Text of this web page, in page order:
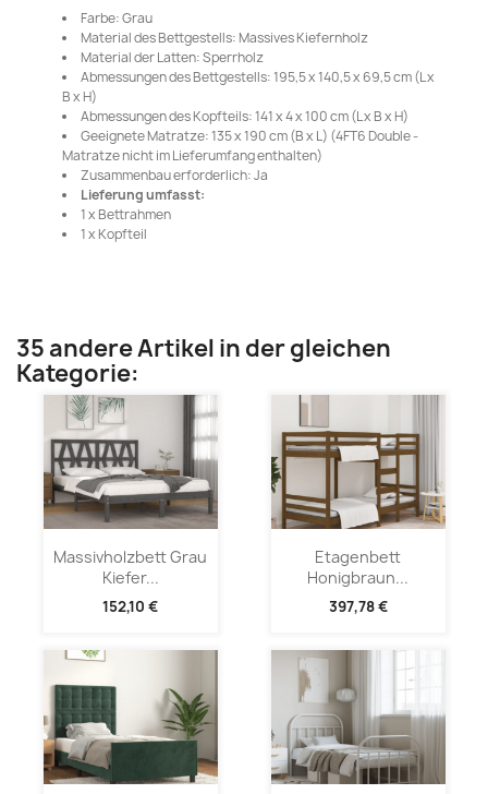
Farbe: Grau
Material des Bettgestells: Massives Kiefernholz
Material der Latten: Sperrholz
Abmessungen des Bettgestells: 195,5 x 140,5 x 69,5 cm (L x
B x H)
Abmessungen des Kopfteils: 141 x 4 x 100 cm (L x B x H)
Geeignete Matratze: 135 x 190 cm (B x L) (4FT6 Double -
Matratze nicht im Lieferumfang enthalten)
Zusammenbau erforderlich: Ja
Lieferung umfasst:
1 x Bettrahmen
1 x Kopfteil
35 andere Artikel in der gleichen
Kategorie:
Massivholzbett Grau
Kiefer...
152,10 €
Etagenbett
Honigbraun...
397,78 €